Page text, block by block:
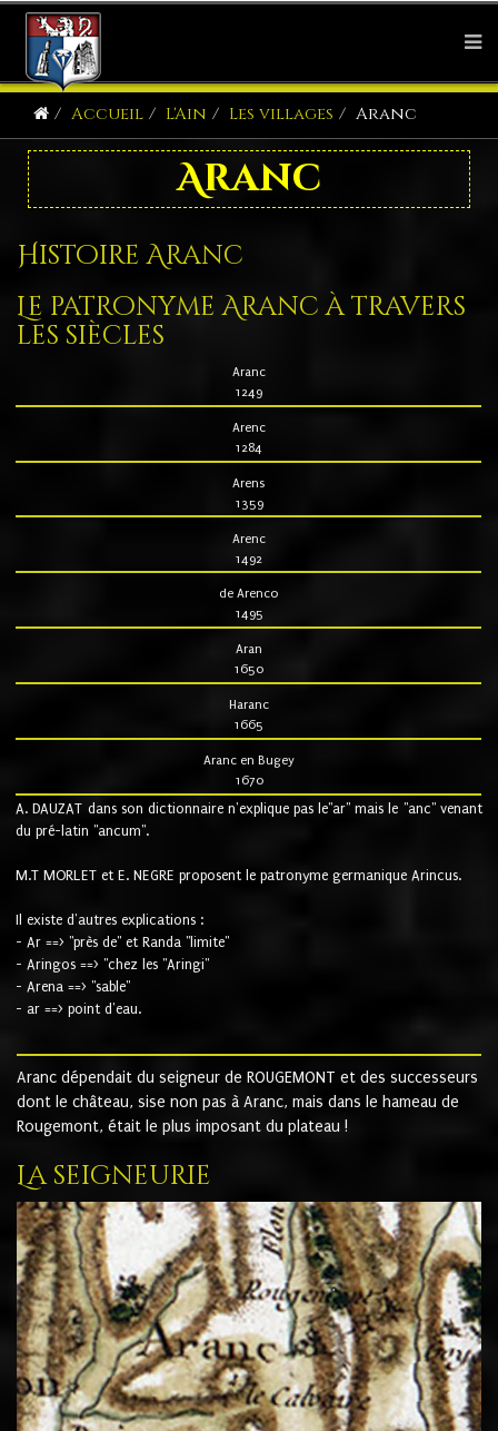
Accueil L'Ain Les villages Aranc
Aranc
Histoire Aranc
Le patronyme Aranc à travers
les siècles
Aranc
1249
Arenc
1284
Arens
1359
Arenc
1492
de Arenco
1495
Aran
1650
Haranc
1665
Aranc en Bugey
1670
A. DAUZAT dans son dictionnaire n'explique pas le"ar" mais le "anc" venant
du pré-latin "ancum".
M.T MORLET et E. NEGRE proposent le patronyme germanique Arincus.
Il existe d'autres explications :
- Ar ==> "près de" et Randa "limite"
- Aringos ==> "chez les "Aringi"
- Arena ==> "sable"
- ar ==> point d'eau.
Aranc dépendait du seigneur de ROUGEMONT et des successeurs
dont le château, sise non pas à Aranc, mais dans le hameau de
Rougemont, était le plus imposant du plateau !
La seigneurie